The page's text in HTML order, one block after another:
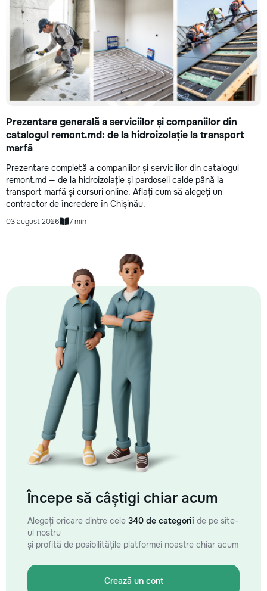
Prezentare generală a serviciilor și companiilor din
catalogul remont.md: de la hidroizolație la transport
marfă
Prezentare completă a companiilor și serviciilor din catalogul
remont.md — de la hidroizolație și pardoseli calde până la
transport marfă și cursuri online. Aflați cum să alegeți un
contractor de încredere în Chișinău.
03 august 2026 7 min
Începe să câștigi chiar acum
Alegeți oricare dintre cele 340 de categorii de pe site-
ul nostru
și profită de posibilitățile platformei noastre chiar acum
Crează un cont